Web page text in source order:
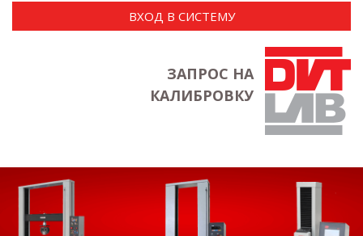
ВХОД В СИСТЕМУ
ЗАПРОС НА
КАЛИБРОВКУ